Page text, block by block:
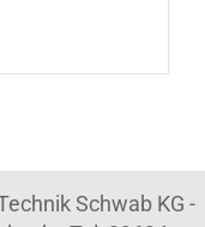
Schwab KG -